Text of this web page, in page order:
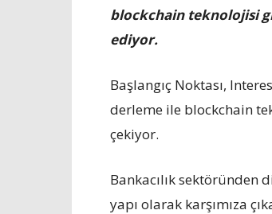
blockchain teknolojisi
ediyor.
Başlangıç Noktası,
derleme ile blockchain
çekiyor.
Bankacılık
yapı olarak karşımıza